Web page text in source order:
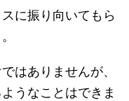
に振り向いてもら
はありませんが、
うなことはできま